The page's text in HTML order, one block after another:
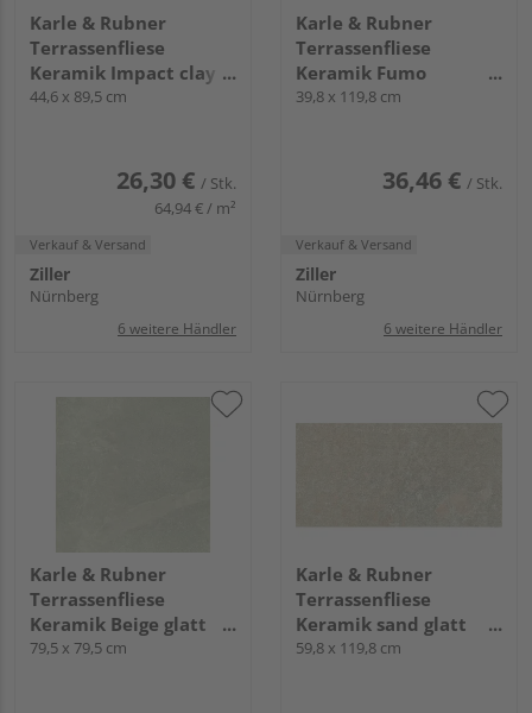
Karle & Rubner
Terrassenfliese
Keramik Impact clay
glatt TERRACON®
44,6 x 89,5 cm
26,30 € / Stk.
64,94 € / m²
Verkauf & Versand
Ziller
Nürnberg
6 weitere Händler
Karle & Rubner
Terrassenfliese
Keramik Fumo
anthrazit glatt
39,8 x 119,8 cm
36,46 € / Stk.
Verkauf & Versand
Ziller
Nürnberg
6 weitere Händler
Karle & Rubner
Terrassenfliese
Keramik Beige glatt
TERRACON® Crossing -
79,5 x 79,5 cm
Karle & Rubner
Terrassenfliese
Keramik sand glatt
TERRACON® Athos
59,8 x 119,8 cm